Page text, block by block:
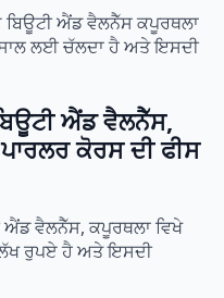
ਐਂਡ ਵੈਲਨੈੱਸ ਕਪੂਰਥਲਾ
ਲਈ ਚੱਲਦਾ ਹੈ ਅਤੇ ਇਸਦੀ
ਐਂਡ ਵੈਲਨੈੱਸ,
ਕੋਰਸ ਦੀ ਫੀਸ
ਵੈਲਨੈੱਸ, ਕਪੂਰਥਲਾ ਵਿਖੇ
ਲੱਖ ਰੁਪਏ ਹੈ ਅਤੇ ਇਸਦੀ